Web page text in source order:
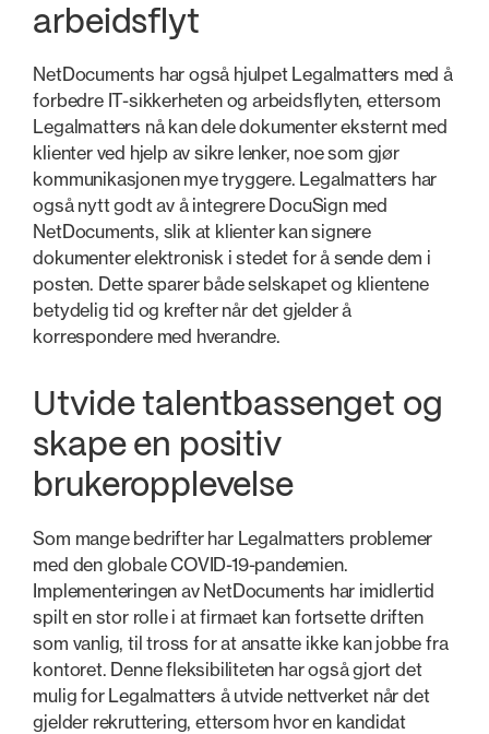
arbeidsflyt
NetDocuments har også hjulpet Legalmatters med å
forbedre IT-sikkerheten og arbeidsflyten, ettersom
Legalmatters nå kan dele dokumenter eksternt med
klienter ved hjelp av sikre lenker, noe som gjør
kommunikasjonen mye tryggere. Legalmatters har
også nytt godt av å integrere DocuSign med
NetDocuments, slik at klienter kan signere
dokumenter elektronisk i stedet for å sende dem i
posten. Dette sparer både selskapet og klientene
betydelig tid og krefter når det gjelder å
korrespondere med hverandre.
Utvide talentbassenget og
skape en positiv
brukeropplevelse
Som mange bedrifter har Legalmatters problemer
med den globale COVID-19-pandemien.
Implementeringen av NetDocuments har imidlertid
spilt en stor rolle i at firmaet kan fortsette driften
som vanlig, til tross for at ansatte ikke kan jobbe fra
kontoret. Denne fleksibiliteten har også gjort det
mulig for Legalmatters å utvide nettverket når det
gjelder rekruttering, ettersom hvor en kandidat